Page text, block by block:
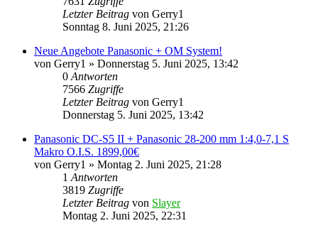
Letzter Beitrag von Gerry1
Sonntag 8. Juni 2025, 21:26
Neue Angebote Panasonic + OM System!
von Gerry1 » Donnerstag 5. Juni 2025, 13:42
0 Antworten
7566 Zugriffe
Letzter Beitrag von Gerry1
Donnerstag 5. Juni 2025, 13:42
Panasonic DC-S5 II + Panasonic 28-200 mm 1:4,0-7,1 S
Makro O.I.S. 1899,00€
von Gerry1 » Montag 2. Juni 2025, 21:28
1 Antworten
3819 Zugriffe
Letzter Beitrag von Slayer
Montag 2. Juni 2025, 22:31